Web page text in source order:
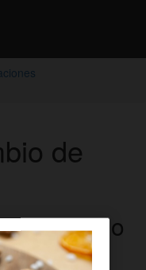
de
domicilio